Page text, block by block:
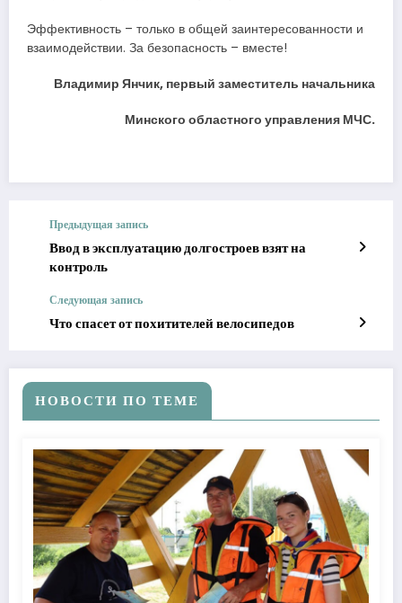
Эффективность – только в общей заинтересованности и
взаимодействии. За безопасность – вместе!
Владимир Янчик, первый заместитель начальника
Минского областного управления МЧС.
Предыдущая запись
Ввод в эксплуатацию долгостроев взят на
контроль
Следующая запись
Что спасет от похитителей велосипедов
НОВОСТИ ПО ТЕМЕ